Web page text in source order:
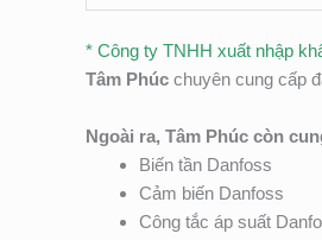
* Công ty TNHH xuất nhập
Tâm Phúc chuyên cung cấp
Ngoài ra, Tâm Phúc còn
Biến tần Danfoss
Cảm biến Danfoss
Công tắc áp suất